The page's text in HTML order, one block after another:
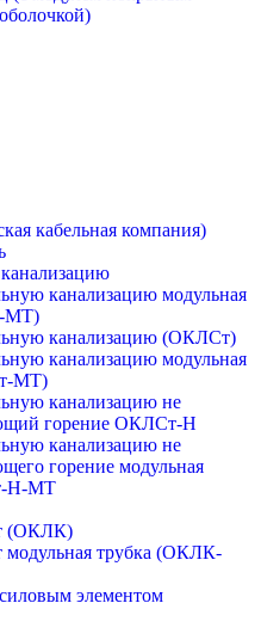
кабельная компания)
канализацию модульная
МТ)
канализацию (ОКЛСт)
канализацию модульная
МТ)
канализацию не
горение ОКЛСт-Н
канализацию не
горение модульная
Н-МТ
(ОКЛК)
модульная трубка (ОКЛК-
элементом